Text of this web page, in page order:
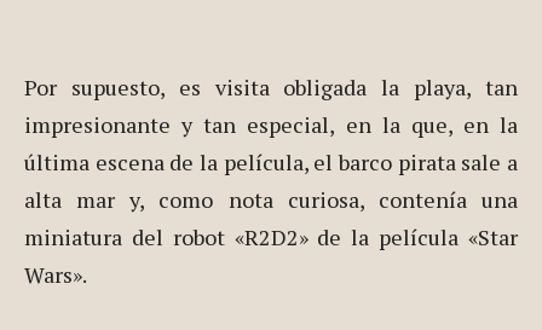
Por supuesto, es visita obligada la playa, tan
impresionante y tan especial, en la que, en la
última escena de la película, el barco pirata sale a
alta mar y, como nota curiosa, contenía una
miniatura del robot «R2D2» de la película «Star
Wars».